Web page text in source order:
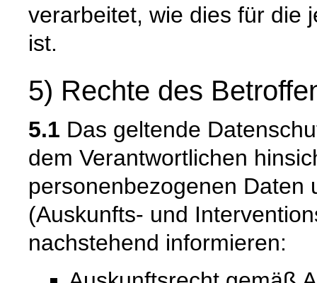
verarbeitet, wie dies für die
ist.
5) Rechte des
5.1 Das geltende
dem Verantwortlichen
personenbezogenen Daten
(Auskunfts- und
nachstehend informieren: